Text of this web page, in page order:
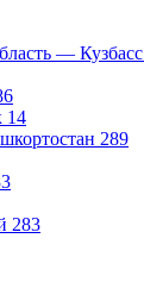
— Кузбасс
14
289
283